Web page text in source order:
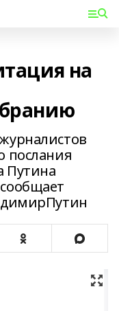
на
послания
Путина